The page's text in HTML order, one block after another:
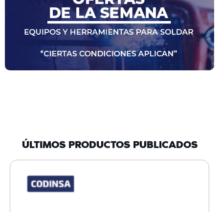
ÚLTIMOS PRODUCTOS PUBLICADOS